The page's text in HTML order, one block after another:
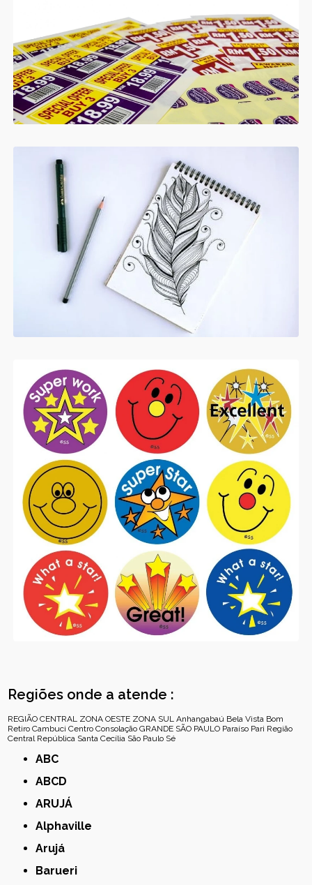
Regiões onde a atende :
REGIÃO CENTRAL ZONA OESTE ZONA SUL Anhangabaú Bela Vista Bom
Retiro Cambuci Centro Consolação GRANDE SÃO PAULO Paraíso Pari Região
Central República Santa Cecília São Paulo Sé
ABC
ABCD
ARUJÁ
Alphaville
Arujá
Barueri